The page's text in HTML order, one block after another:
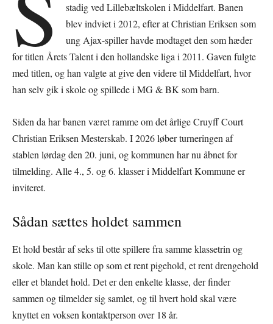
stadig ved Lillebæltskolen i Middelfart. Banen
blev indviet i 2012, efter at Christian Eriksen som
ung Ajax-spiller havde modtaget den som hæder
for titlen Årets Talent i den hollandske liga i 2011. Gaven fulgte
med titlen, og han valgte at give den videre til Middelfart, hvor
han selv gik i skole og spillede i MG & BK som barn.
Siden da har banen været ramme om det årlige Cruyff Court
Christian Eriksen Mesterskab. I 2026 løber turneringen af
stablen lørdag den 20. juni, og kommunen har nu åbnet for
tilmelding. Alle 4., 5. og 6. klasser i Middelfart Kommune er
inviteret.
Sådan sættes holdet sammen
Et hold består af seks til otte spillere fra samme klassetrin og
skole. Man kan stille op som et rent pigehold, et rent drengehold
eller et blandet hold. Det er den enkelte klasse, der finder
sammen og tilmelder sig samlet, og til hvert hold skal være
knyttet en voksen kontaktperson over 18 år.